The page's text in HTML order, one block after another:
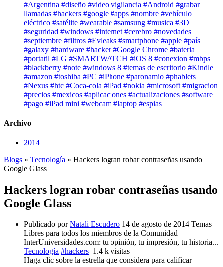
#Argentina #diseño #video vigilancia #Android #grabar
llamadas #hackers #google #apps #nombre #vehículo
eléctrico #satélite #wearable #samsung #musica #3D
#seguridad #windows #internet #cerebro #novedades
#septiembre #filtros #Evleaks #smartphone #apple #país
#galaxy #hardware #hacker #Google Chrome #bateria
#portatil #LG #SMARTWATCH #iOS 8 #conexion #mbps
#blackberry #note #windows 8 #temas de escritorio #Kindle
#amazon #toshiba #PC #iPhone #paronamio #phablets
#Nexus #htc #Coca-cola #iPad #nokia #microsoft #migracion
#precios #mexicos #aplicaciones #actualizaciones #software
#pago #iPad mini #webcam #laptop #espias
Archivo
2014
Blogs » Tecnología » Hackers logran robar contraseñas usando
Google Glass
Hackers logran robar contraseñas usando
Google Glass
Publicado porNatali Escudero 14 de agosto de 2014 Temas
Libres para todos los miembros de la Comunidad
InterUniversidades.com: tu opinión, tu impresión, tu historia...
Tecnología #hackers 1.4 k visitas
Haga clic sobre la estrella que considera para calificar